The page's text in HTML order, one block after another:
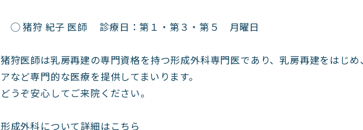
◯ 猪狩 紀子 医師 診療日：第１・第３・第５ 月曜日
猪狩医師は乳房再建の専門資格を持つ形成外科専門医であり、乳房再建をはじ
アなど専門的な医療を提供してまいります。
どうぞ安心してご来院ください。
形成外科について詳細はこちら